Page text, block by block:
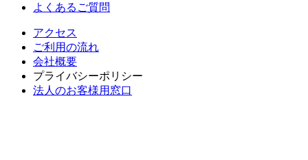
よくあるご質問
アクセス
ご利用の流れ
会社概要
プライバシーポリシー
法人のお客様用窓口